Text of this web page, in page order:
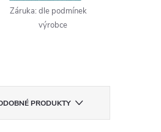
Záruka: dle podmínek
výrobce
PRODUKTY